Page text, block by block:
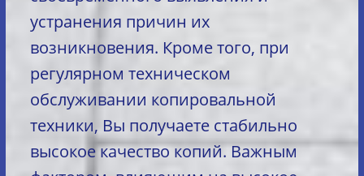
устранения причин их
возникновения. Кроме того, при
регулярном техническом
обслуживании копировальной
техники, Вы получаете стабильно
высокое качество копий. Важным